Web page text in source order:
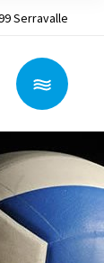
Serravalle